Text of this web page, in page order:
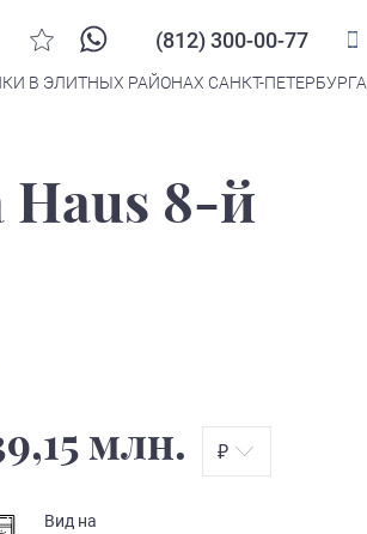
(812) 300-00-77
В ЭЛИТНЫХ РАЙОНАХ САНКТ-ПЕТЕРБУРГА
Haus 8-й
млн. ₽
Вид на